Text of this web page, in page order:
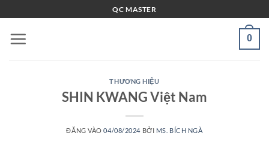
qua
nội
QC MASTER
0
THƯƠNG HIỆU
SHIN KWANG Việt Nam
ĐĂNG VÀO04/08/2024 BỞI MS. BÍCH NGÀ